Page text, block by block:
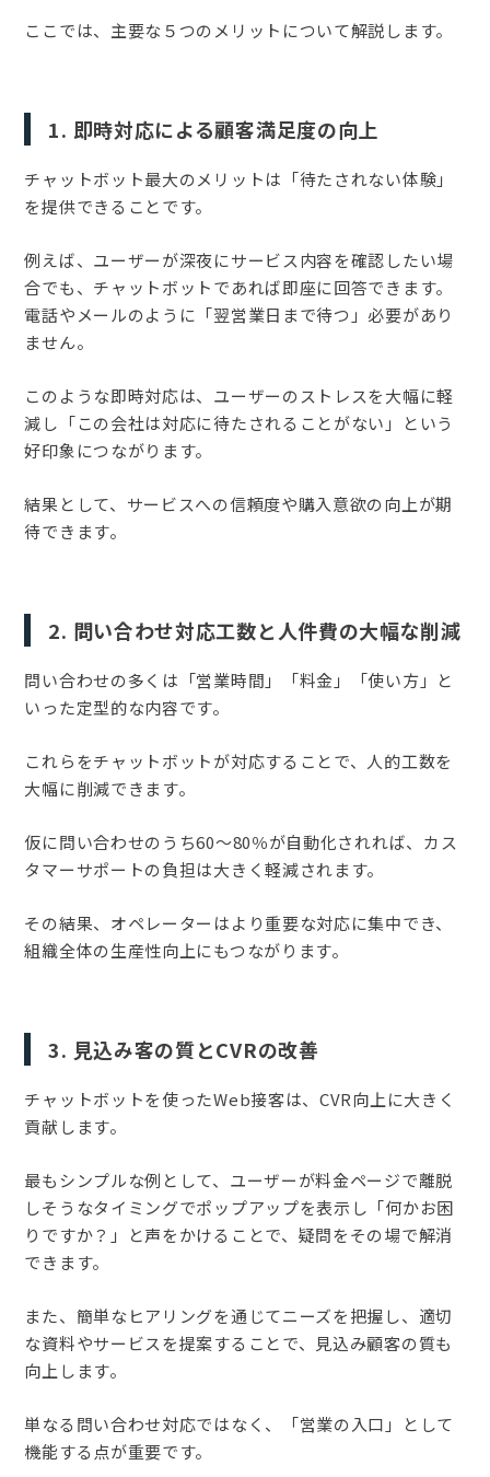
ここでは、主要な５つのメリットについて解説します。
1. 即時対応による顧客満足度の向上
チャットボット最大のメリットは「待たされない体験」
を提供できることです。
例えば、ユーザーが深夜にサービス内容を確認したい場
合でも、チャットボットであれば即座に回答できます。
電話やメールのように「翌営業日まで待つ」必要があり
ません。
このような即時対応は、ユーザーのストレスを大幅に軽
減し「この会社は対応に待たされることがない」という
好印象につながります。
結果として、サービスへの信頼度や購入意欲の向上が期
待できます。
2. 問い合わせ対応工数と人件費の大幅な削減
問い合わせの多くは「営業時間」「料金」「使い方」と
いった定型的な内容です。
これらをチャットボットが対応することで、人的工数を
大幅に削減できます。
仮に問い合わせのうち60〜80％が自動化されれば、カス
タマーサポートの負担は大きく軽減されます。
その結果、オペレーターはより重要な対応に集中でき、
組織全体の生産性向上にもつながります。
3. 見込み客の質とCVRの改善
チャットボットを使ったWeb接客は、CVR向上に大きく
貢献します。
最もシンプルな例として、ユーザーが料金ページで離脱
しそうなタイミングでポップアップを表示し「何かお困
りですか？」と声をかけることで、疑問をその場で解消
できます。
また、簡単なヒアリングを通じてニーズを把握し、適切
な資料やサービスを提案することで、見込み顧客の質も
向上します。
単なる問い合わせ対応ではなく、「営業の入口」として
機能する点が重要です。